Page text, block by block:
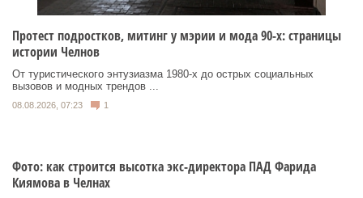
Протест подростков, митинг у мэрии и мода 90-х: страницы
истории Челнов
От туристического энтузиазма 1980‑х до острых социальных
вызовов и модных трендов ...
08.08.2026, 07:23 1
Фото: как строится высотка экс-директора ПАД Фарида
Киямова в Челнах